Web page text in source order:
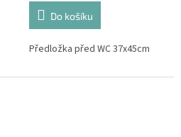
Do košíku
Předložka před WC 37x45cm